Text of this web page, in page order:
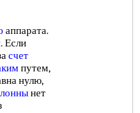
аппарата.
. Если
счет
путем,
нулю,
нет